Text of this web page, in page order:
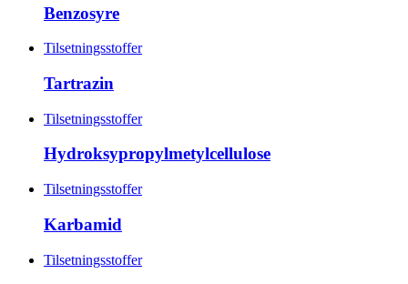
Benzosyre
Tilsetningsstoffer
Tartrazin
Tilsetningsstoffer
Hydroksypropylmetylcellulose
Tilsetningsstoffer
Karbamid
Tilsetningsstoffer